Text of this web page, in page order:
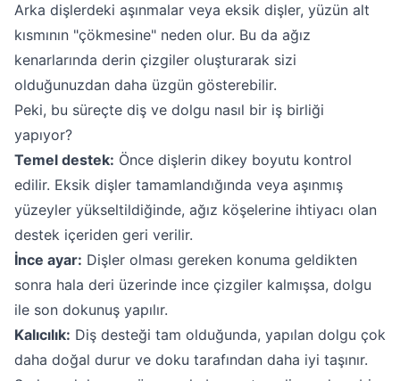
Arka dişlerdeki aşınmalar veya eksik dişler, yüzün alt
kısmının "çökmesine" neden olur. Bu da ağız
kenarlarında derin çizgiler oluşturarak sizi
olduğunuzdan daha üzgün gösterebilir.
Peki, bu süreçte diş ve dolgu nasıl bir iş birliği
yapıyor?
Temel destek: Önce dişlerin dikey boyutu kontrol
edilir. Eksik dişler tamamlandığında veya aşınmış
yüzeyler yükseltildiğinde, ağız köşelerine ihtiyacı olan
destek içeriden geri verilir.
İnce ayar: Dişler olması gereken konuma geldikten
sonra hala deri üzerinde ince çizgiler kalmışsa, dolgu
ile son dokunuş yapılır.
Kalıcılık: Diş desteği tam olduğunda, yapılan dolgu çok
daha doğal durur ve doku tarafından daha iyi taşınır.